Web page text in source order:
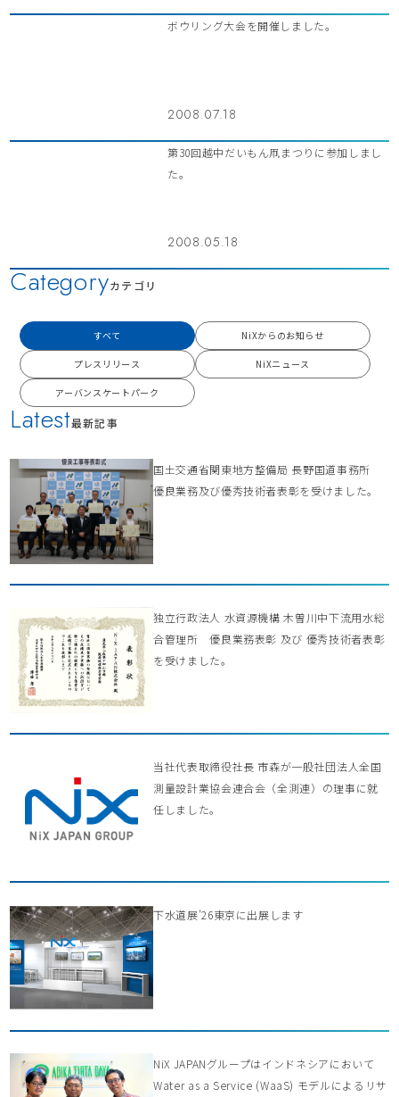
ボウリング大会を開催しました。
2008.07.18
第30回越中だいもん凧まつりに参加しまし
た。
2008.05.18
Latest最新記事
国土交通省関東地方整備局 長野国道事務所
優良業務及び優秀技術者表彰を受けました。
独立行政法人 水資源機構 木曽川中下流用水総
合管理所 優良業務表彰 及び 優秀技術者表彰
を受けました。
当社代表取締役社長 市森が一般社団法人全国
測量設計業協会連合会（全測連）の理事に就
任しました。
下水道展’26東京に出展します
NiX JAPANグループはインドネシアにおいて
Water as a Service (WaaS) モデルによるリサ
Categoryカテゴリ
すべて NiXからのお知らせ
プレスリリース NiXニュース
アーバンスケートパーク